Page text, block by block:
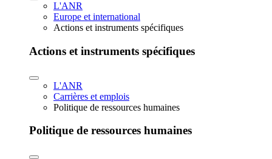
L'ANR
Europe et international
Actions et instruments spécifiques
Actions et instruments spécifiques
L'ANR
Carrières et emplois
Politique de ressources humaines
Politique de ressources humaines